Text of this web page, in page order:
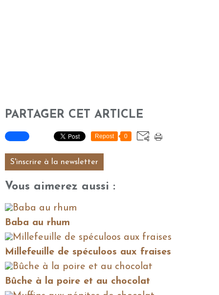
PARTAGER CET ARTICLE
Repost 0
S'inscrire à la newsletter
Vous aimerez aussi :
Baba au rhum
Millefeuille de spéculoos aux fraises
Bûche à la poire et au chocolat